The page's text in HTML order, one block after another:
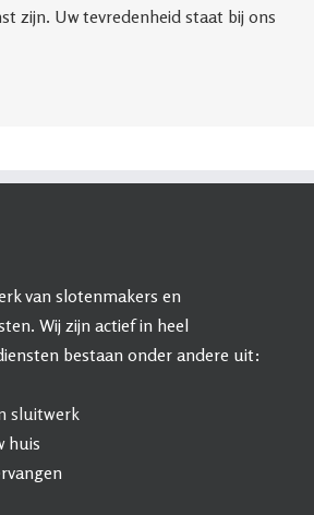
zijn. Uw tevredenheid staat bij ons
van slotenmakers en
Wij zijn actief in heel
bestaan onder andere uit:
sluitwerk
huis